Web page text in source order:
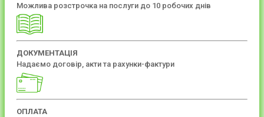
Можлива розстрочка на послуги до 10 робочих днів
ДОКУМЕНТАЦІЯ
Надаємо договір, акти та рахунки-фактури
ОПЛАТА